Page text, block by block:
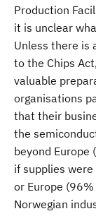
Production
it is unclear
Unless there is
to the Chips
valuable
organisations
that their
the
beyond Europe
if supplies
or Europe
Norwegian